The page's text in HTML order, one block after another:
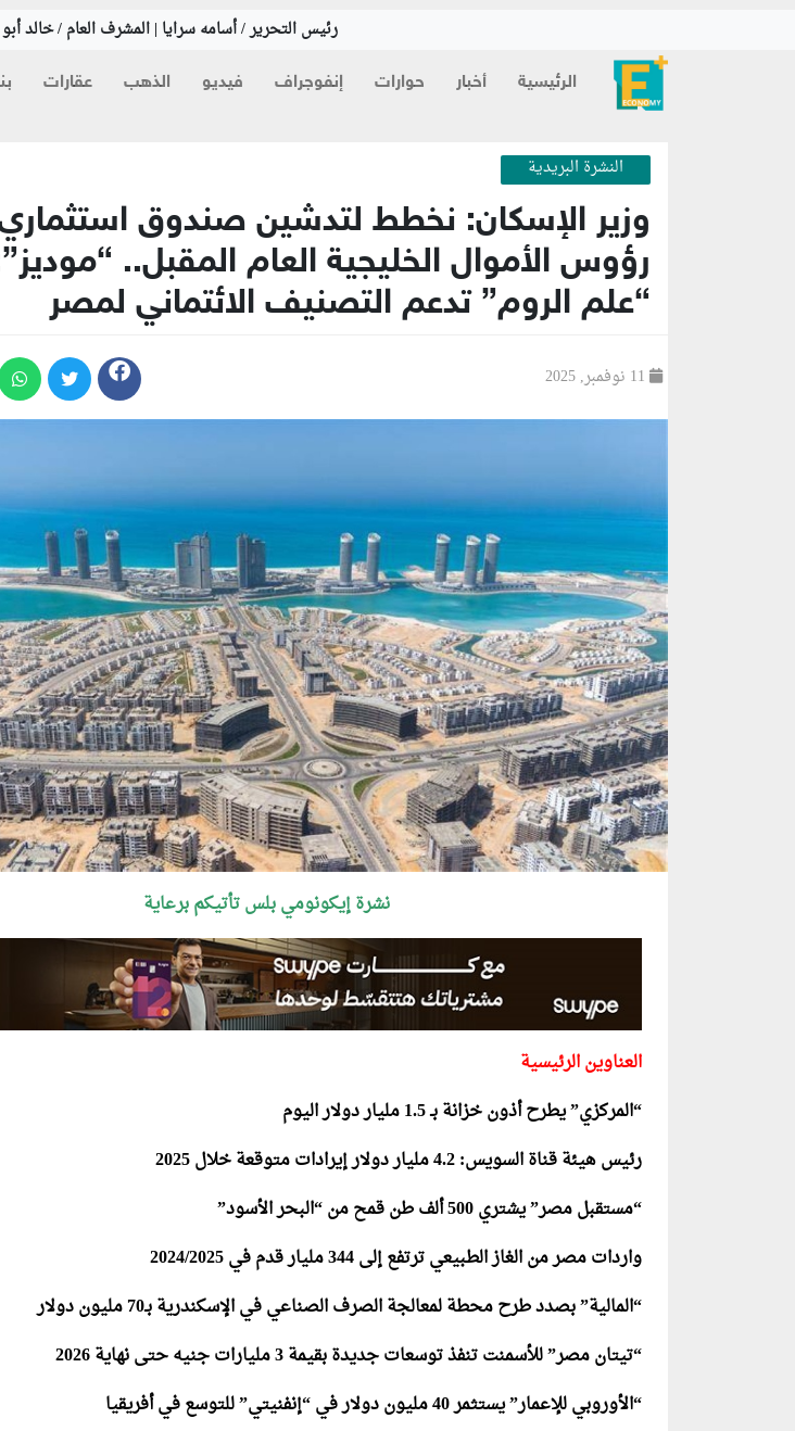
رئيس التحرير / أسامه سرايا | المشرف العام / خالد
الرئيسية أخبار حوارات إنفوجراف فيديو الذهب عقارات
النشرة البريدية
وزير الإسكان: نخطط لتدشين صندوق
رؤوس الأموال الخليجية العام المقبل..
“علم الروم” تدعم التصنيف الائتماني لمصر
نشرة إيكونومي بلس تأتيكم برعاية
العناوين الرئيسية
“المركزي” يطرح أذون خزانة بـ 1.5 مليار دولار اليوم
رئيس هيئة قناة السويس: 4.2 مليار دولار إيرادات متوقعة خلال 2025
“مستقبل مصر” يشتري 500 ألف طن قمح من “البحر الأسود”
واردات مصر من الغاز الطبيعي ترتفع إلى 344 مليار قدم في 2024/2025
“المالية” بصدد طرح محطة لمعالجة الصرف الصناعي في الإسكندرية بـ70 مليون دولار
“تيتان مصر” للأسمنت تنفذ توسعات جديدة بقيمة 3 مليارات جنيه حتى نهاية 2026
“الأوروبي للإعمار” يستثمر 40 مليون دولار في “إنفنيتي” للتوسع في أفريقيا